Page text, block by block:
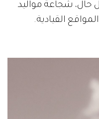
شجاعة مواليد
القيادية.